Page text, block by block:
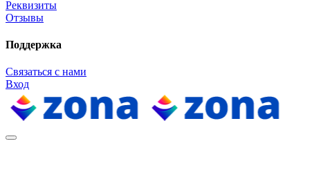
Реквизиты
Отзывы
Поддержка
Связаться с нами
Вход